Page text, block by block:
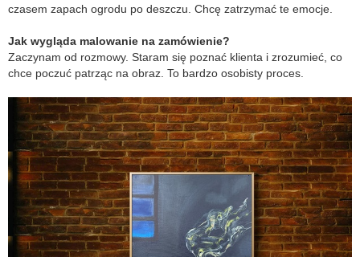
czasem zapach ogrodu po deszczu. Chcę zatrzymać te emocje.
Jak wygląda malowanie na zamówienie?
Zaczynam od rozmowy. Staram się poznać klienta i zrozumieć, co
chce poczuć patrząc na obraz. To bardzo osobisty proces.